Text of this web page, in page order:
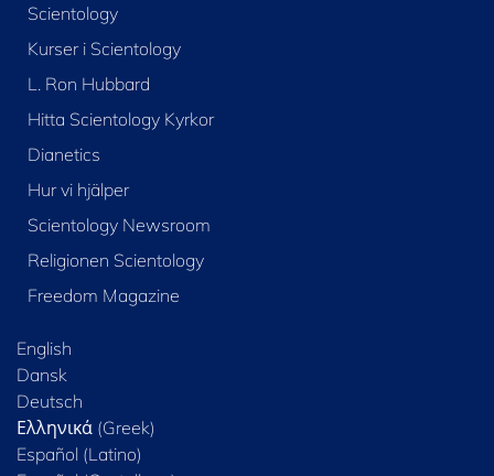
Scientology
Kurser i Scientology
L. Ron Hubbard
Hitta Scientology Kyrkor
Dianetics
Hur vi hjälper
Scientology Newsroom
Religionen Scientology
Freedom Magazine
English
Dansk
Deutsch
Ελληνικά (Greek)
Español (Latino)